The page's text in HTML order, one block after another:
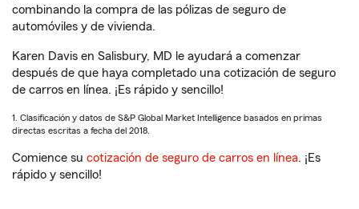
combinando la compra de las pólizas de seguro de
automóviles y de vivienda.
Karen Davis en Salisbury, MD le ayudará a comenzar
después de que haya completado una cotización de seguro
de carros en línea. ¡Es rápido y sencillo!
1. Clasificación y datos de S&P Global Market Intelligence basados en primas
directas escritas a fecha del 2018.
Comience su cotización de seguro de carros en línea. ¡Es
rápido y sencillo!